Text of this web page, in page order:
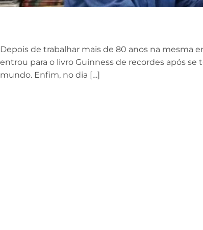
Depois de trabalhar mais de 80 anos na mesma
entrou para o livro Guinness de recordes após
mundo. Enfim, no dia […]